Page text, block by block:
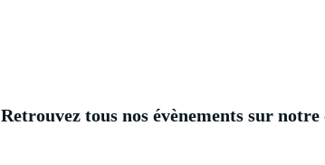
Retrouvez tous nos évènements sur